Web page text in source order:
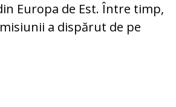
Europa de Est. Între timp,
a dispărut de pe